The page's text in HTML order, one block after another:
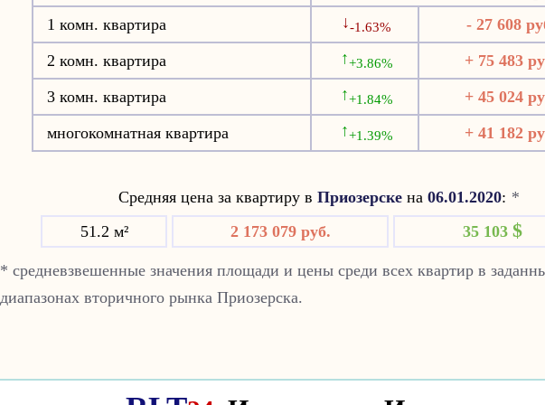
1 комн. квартира
↓-1.63%
- 27 608
2 комн. квартира
↑+3.86%
+ 75 483
3 комн. квартира
↑+1.84%
+ 45 024
многокомнатная квартира
↑+1.39% + 41 182
Средняя цена за квартиру в Приозерске на 06.01.2020: *
51.2 м²
2 173 079 руб. 35 103 $
* средневзвешенные значения площади и цены среди всех квартир в
диапазонах вторичного рынка Приозерска.